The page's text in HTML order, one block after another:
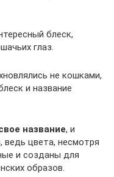
блеск,
глаз.
не кошками,
и название
название, и
ведь цвета, несмотря
и созданы для
образов.